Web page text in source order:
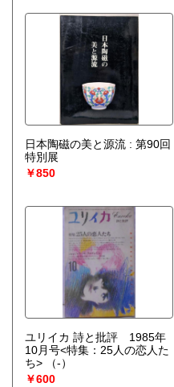
日本陶磁の美と源流 : 第90回
特別展
￥850
ユリイカ 詩と批評 1985年
10月号<特集：25人の恋人た
ち>
（-）
￥600